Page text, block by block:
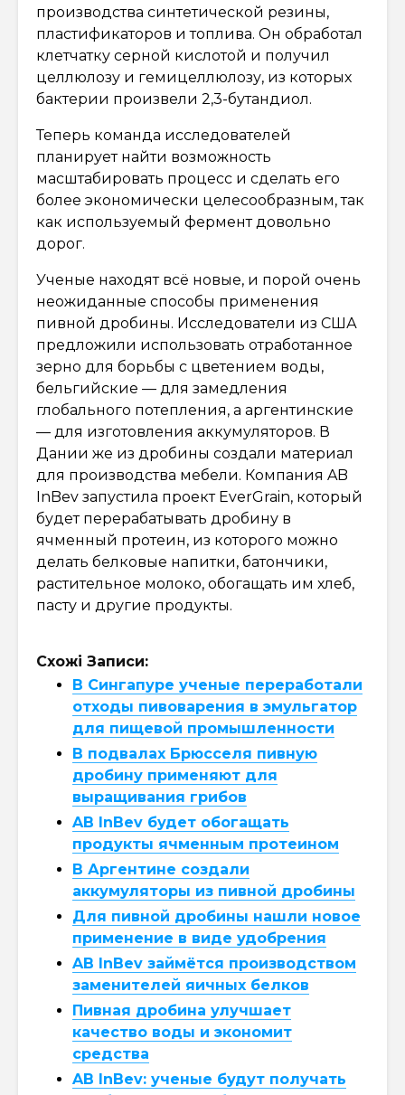
производства синтетической резины,
пластификаторов и топлива. Он обработал
клетчатку серной кислотой и получил
целлюлозу и гемицеллюлозу, из которых
бактерии произвели 2,3-бутандиол.
Теперь команда исследователей
планирует найти возможность
масштабировать процесс и сделать его
более экономически целесообразным, так
как используемый фермент довольно
дорог.
Ученые находят всё новые, и порой очень
неожиданные способы применения
пивной дробины. Исследователи из США
предложили использовать отработанное
зерно для борьбы с цветением воды,
бельгийские — для замедления
глобального потепления, а аргентинские
— для изготовления аккумуляторов. В
Дании же из дробины создали материал
для производства мебели. Компания AB
InBev запустила проект EverGrain, который
будет перерабатывать дробину в
ячменный протеин, из которого можно
делать белковые напитки, батончики,
растительное молоко, обогащать им хлеб,
пасту и другие продукты.
Схожі Записи:
В Сингапуре ученые переработали
отходы пивоварения в эмульгатор
для пищевой промышленности
В подвалах Брюсселя пивную
дробину применяют для
выращивания грибов
AB InBev будет обогащать
продукты ячменным протеином
В Аргентине создали
аккумуляторы из пивной дробины
Для пивной дробины нашли новое
применение в виде удобрения
AB InBev займётся производством
заменителей яичных белков
Пивная дробина улучшает
качество воды и экономит
средства
AB InBev: ученые будут получать